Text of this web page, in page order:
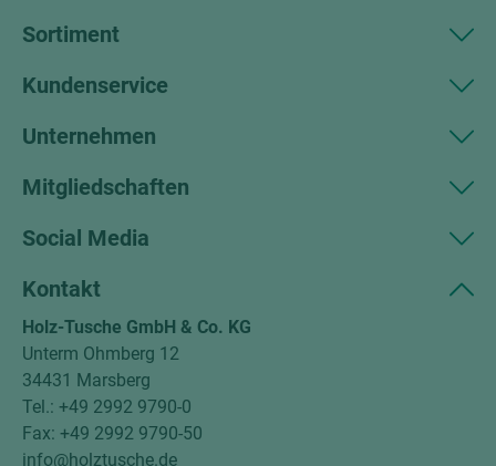
Sortiment
Kundenservice
Unternehmen
Mitgliedschaften
Social Media
Kontakt
Holz-Tusche GmbH & Co. KG
Unterm Ohmberg 12
34431 Marsberg
Tel.: +49 2992 9790-0
Fax: +49 2992 9790-50
info@holztusche.de